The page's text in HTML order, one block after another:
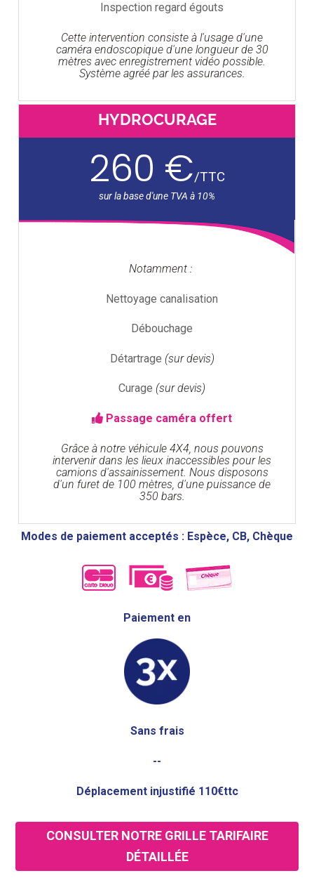
Inspection regard égouts
Cette intervention consiste à l'usage d'une
caméra endoscopique d'une longueur de 30
mètres avec enregistrement vidéo possible.
Système agréé par les assurances.
HYDROCURAGE
260 €/TTC
Notamment :
Nettoyage canalisation
Débouchage
Détartrage (sur devis)
Curage (sur devis)
Passage caméra offert
Grâce à notre véhicule 4X4, nous pouvons
intervenir dans les lieux inaccessibles pour les
camions d'assainissement. Nous disposons
d'un furet de 100 mètres, d'une puissance de
350 bars.
Modes de paiement acceptés : Espèce, CB, Chèque
Paiement en
Sans frais
--
Déplacement injustifié 110€ttc
CONSULTER NOTRE GRILLE TARIFAIRE
DÉTAILLÉE